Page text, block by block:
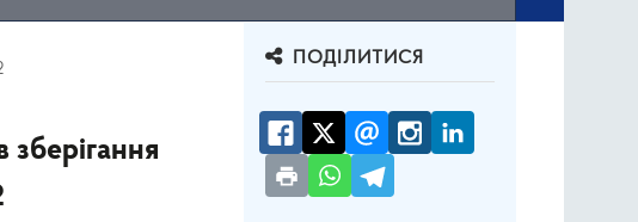
ПОДІЛИТИСЯ